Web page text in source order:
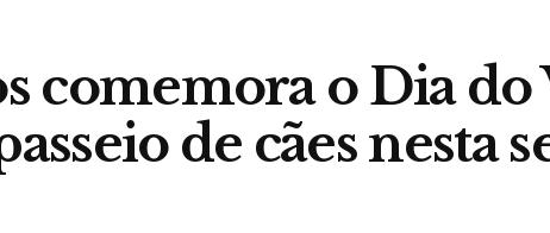
comemora o Dia
de cães nesta